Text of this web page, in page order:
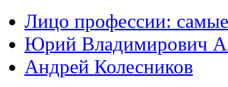
Лицо профессии:
Юрий Владимирович
Андрей Колесников